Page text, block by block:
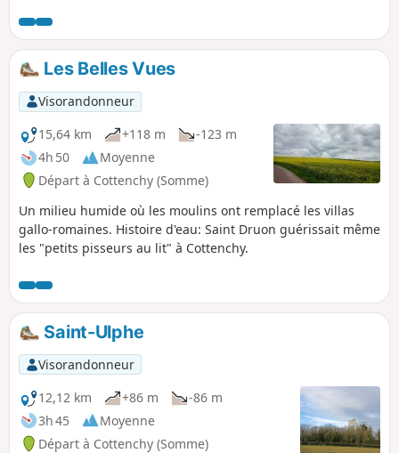
d’une partie paisible du Plateau Picard de la
Somme. C’est une région d’openfield,
vallonnée au sols variés. Des bosquets
parsèment le territoire. Le parcours est pour
sa plus grande partie routier mais il
s’effectue sur des routes très peu
fréquentées par les véhicules motorisés.
Les Belles Vues
Visorandonneur
15,64 km
+118 m
-123 m
4h 50
Moyenne
Départ à Cottenchy (Somme)
Un milieu humide où les moulins ont remplacé les villas
gallo-romaines. Histoire d'eau: Saint Druon guérissait même
les "petits pisseurs au lit" à Cottenchy.
Saint-Ulphe
Visorandonneur
12,12 km
+86 m
-86 m
3h 45
Moyenne
Départ à Cottenchy (Somme)